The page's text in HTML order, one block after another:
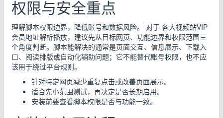
权限与安全重点
理解脚本权限边界，降低账号和数据风险。 对于 各大视频站VIP
会员地址解析播放，建议先从目标网页、功能边界和权限范围三
个角度判断。脚本能解决的通常是页面交互、信息展示、下载入
口、阅读排版或自动化辅助问题；它不能替代账号权限，也不应
该用于绕过平台规则。
针对特定网页减少重复点击或改善页面展示。
适合先小范围测试，再决定是否长期启用。
安装前要查看脚本权限是否与功能一致。